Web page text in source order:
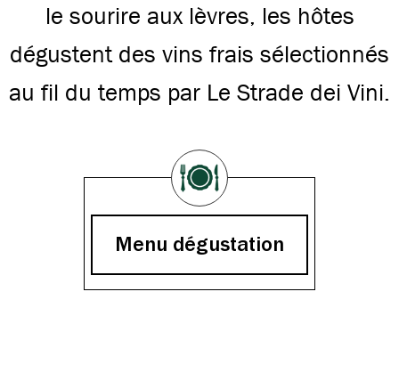
le sourire aux lèvres, les hôtes
dégustent des vins frais sélectionnés
au fil du temps par Le Strade dei Vini.
Menu dégustation